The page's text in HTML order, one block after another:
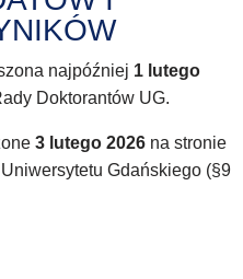
najpóźniej 1 lutego
Doktorantów UG.
3 lutego 2026 na stronie
Gdańskiego (§9